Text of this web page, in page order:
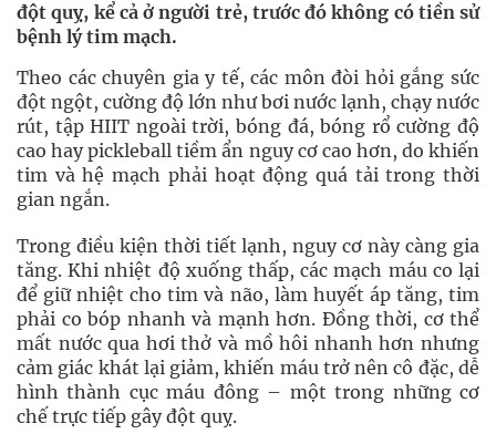
đột quỵ, kể cả ở người trẻ, trước đó không có tiền sử
bệnh lý tim mạch.
Theo các chuyên gia y tế, các môn đòi hỏi gắng sức
đột ngột, cường độ lớn như bơi nước lạnh, chạy nước
rút, tập HIIT ngoài trời, bóng đá, bóng rổ cường độ
cao hay pickleball tiềm ẩn nguy cơ cao hơn, do khiến
tim và hệ mạch phải hoạt động quá tải trong thời
gian ngắn.
Trong điều kiện thời tiết lạnh, nguy cơ này càng gia
tăng. Khi nhiệt độ xuống thấp, các mạch máu co lại
để giữ nhiệt cho tim và não, làm huyết áp tăng, tim
phải co bóp nhanh và mạnh hơn. Đồng thời, cơ thể
mất nước qua hơi thở và mồ hôi nhanh hơn nhưng
cảm giác khát lại giảm, khiến máu trở nên cô đặc, dễ
hình thành cục máu đông – một trong những cơ
chế trực tiếp gây đột quỵ.